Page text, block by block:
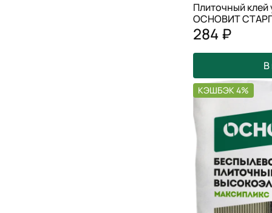
Плиточный
ОСНОВИТ
284 ₽
В
КЭШБЭК 4%